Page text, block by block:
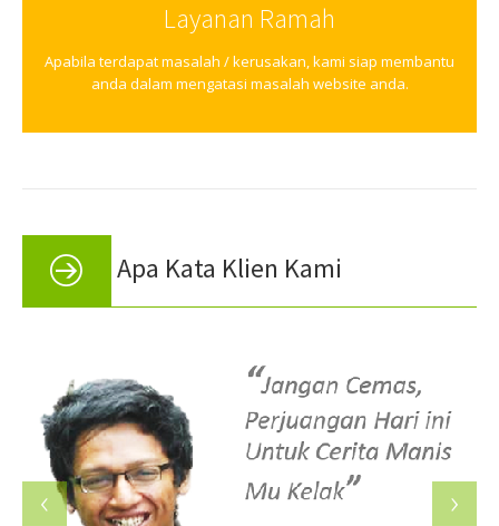
Layanan Ramah
Apabila terdapat masalah / kerusakan, kami siap membantu
anda dalam mengatasi masalah website anda.
Apa Kata Klien Kami
‹ ›